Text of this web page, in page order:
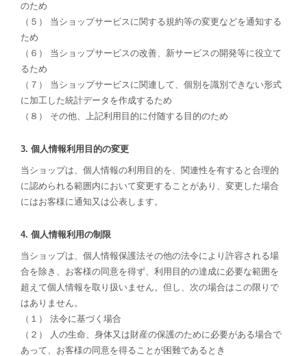
のため
（５） 当ショップサービスに関する規約等の変更などを通知する
ため
（６） 当ショップサービスの改善、新サービスの開発等に役立て
るため
（７） 当ショップサービスに関連して、個別を識別できない形式
に加工した統計データを作成するため
（８） その他、上記利用目的に付随する目的のため
3. 個人情報利用目的の変更
当ショップは、個人情報の利用目的を、関連性を有すると合理的
に認められる範囲内において変更することがあり、変更した場合
にはお客様に通知又は公表します。
4. 個人情報利用の制限
当ショップは、個人情報保護法その他の法令により許容される場
合を除き、お客様の同意を得ず、利用目的の達成に必要な範囲を
超えて個人情報を取り扱いません。但し、次の場合はこの限りで
はありません。
（１） 法令に基づく場合
（２） 人の生命、身体又は財産の保護のために必要がある場合で
あって、お客様の同意を得ることが困難であるとき